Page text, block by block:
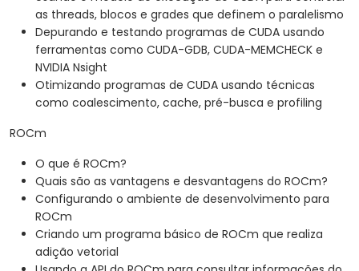
as threads, blocos e grades que definem o paralelismo
Depurando e testando programas de CUDA usando
ferramentas como CUDA-GDB, CUDA-MEMCHECK e
NVIDIA Nsight
Otimizando programas de CUDA usando técnicas
como coalescimento, cache, pré-busca e profiling
ROCm
O que é ROCm?
Quais são as vantagens e desvantagens do ROCm?
Configurando o ambiente de desenvolvimento para
ROCm
Criando um programa básico de ROCm que realiza
adição vetorial